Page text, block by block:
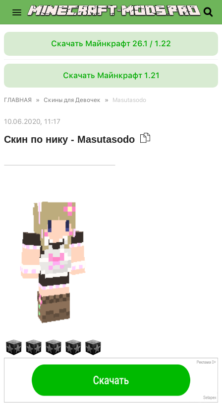
Скачать Майнкрафт 26.1 / 1.22
Скачать Майнкрафт 1.21
ГЛАВНАЯ » Скины для Девочек » Masutasodo
10.06.2020, 11:17
Скин по нику - Masutasodo